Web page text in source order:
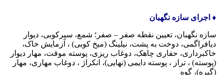
♦️ اجرای سازه نگهبان
سازه نگهبان، تعیین نقطه صفر – صفر؛ شمع، سپرکوبی، دیوار
دیافراگمی، دوخت به پشت، نیلینگ (میخ کوبی) ، آزمایش خاک،
خاکبرداری، حفاری چاهک، دوغاب ریزی، پوسته موقت، مهار دیوار
(پوسته) ، تراز ، پوسته دایمی (نهایی)، انکراژ ، دوغاب مهاری، مهار
(گیره)، گوه